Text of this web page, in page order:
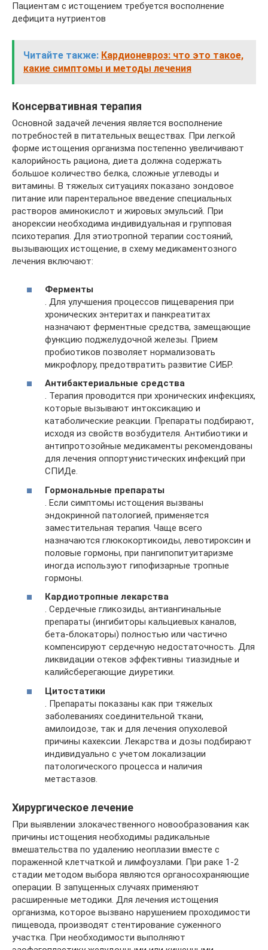
Пациентам с истощением требуется восполнение
дефицита нутриентов
Читайте также: Кардионевроз: что это такое,
какие симптомы и методы лечения
Консервативная терапия
Основной задачей лечения является восполнение
потребностей в питательных веществах. При легкой
форме истощения организма постепенно увеличивают
калорийность рациона, диета должна содержать
большое количество белка, сложные углеводы и
витамины. В тяжелых ситуациях показано зондовое
питание или парентеральное введение специальных
растворов аминокислот и жировых эмульсий. При
анорексии необходима индивидуальная и групповая
психотерапия. Для этиотропной терапии состояний,
вызывающих истощение, в схему медикаментозного
лечения включают:
Ферменты
. Для улучшения процессов пищеварения при
хронических энтеритах и панкреатитах
назначают ферментные средства, замещающие
функцию поджелудочной железы. Прием
пробиотиков позволяет нормализовать
микрофлору, предотвратить развитие СИБР.
Антибактериальные средства
. Терапия проводится при хронических инфекциях,
которые вызывают интоксикацию и
катаболические реакции. Препараты подбирают,
исходя из свойств возбудителя. Антибиотики и
антипротозойные медикаменты рекомендованы
для лечения оппортунистических инфекций при
СПИДе.
Гормональные препараты
. Если симптомы истощения вызваны
эндокринной патологией, применяется
заместительная терапия. Чаще всего
назначаются глюкокортикоиды, левотироксин и
половые гормоны, при пангипопитуитаризме
иногда используют гипофизарные тропные
гормоны.
Кардиотропные лекарства
. Сердечные гликозиды, антиангинальные
препараты (ингибиторы кальциевых каналов,
бета-блокаторы) полностью или частично
компенсируют сердечную недостаточность. Для
ликвидации отеков эффективны тиазидные и
калийсберегающие диуретики.
Цитостатики
. Препараты показаны как при тяжелых
заболеваниях соединительной ткани,
амилоидозе, так и для лечения опухолевой
причины кахексии. Лекарства и дозы подбирают
индивидуально с учетом локализации
патологического процесса и наличия
метастазов.
Хирургическое лечение
При выявлении злокачественного новообразования как
причины истощения необходимы радикальные
вмешательства по удалению неоплазии вместе с
пораженной клетчаткой и лимфоузлами. При раке 1-2
стадии методом выбора являются органосохраняющие
операции. В запущенных случаях применяют
расширенные методики. Для лечения истощения
организма, которое вызвано нарушением проходимости
пищевода, производят стентирование суженного
участка. При необходимости выполняют